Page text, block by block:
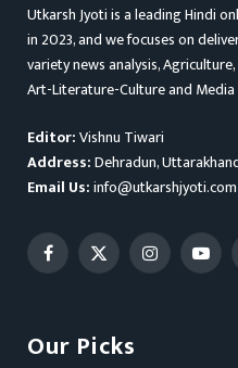
Utkarsh Jyoti is a leading Hindi
in 2023, and we focuses on
variety news analysis,
Art-Literature-Culture and Media
Editor:Vishnu Tiwari
Address:Dehradun,
Email Us:info@utkarshjyoti.com
Facebook
X
Instagram
Our Picks